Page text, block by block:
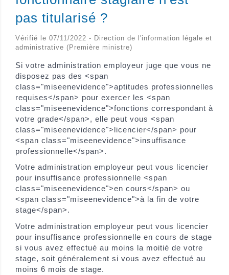
pas titularisé ?
Vérifié le 07/11/2022 - Direction de l'information légale et
administrative (Première ministre)
Si votre administration employeur juge que vous ne
disposez pas des <span
class="miseenevidence">aptitudes professionnelles
requises</span> pour exercer les <span
class="miseenevidence">fonctions correspondant à
votre grade</span>, elle peut vous <span
class="miseenevidence">licencier</span> pour
<span class="miseenevidence">insuffisance
professionnelle</span>.
Votre administration employeur peut vous licencier
pour insuffisance professionnelle <span
class="miseenevidence">en cours</span> ou
<span class="miseenevidence">à la fin de votre
stage</span>.
Votre administration employeur peut vous licencier
pour insuffisance professionnelle en cours de stage
si vous avez effectué au moins la moitié de votre
stage, soit généralement si vous avez effectué au
moins 6 mois de stage.